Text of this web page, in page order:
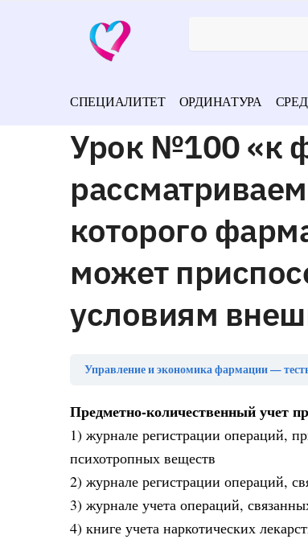
СПЕЦИАЛИТЕТ ОРДИНАТУРА
Урок №100 «к
которого
может
условиям
Управление и экономика фармации —
Предметно-количественный учет
1) журнале регистрации операций,
психотропных веществ
2) журнале регистрации операций,
3) журнале учета операций,
4) книге учета наркотических